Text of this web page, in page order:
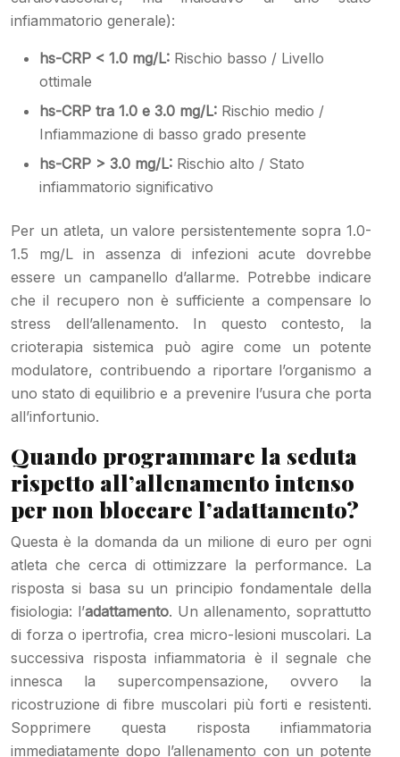
infiammatorio generale):
hs-CRP < 1.0 mg/L: Rischio basso / Livello
ottimale
hs-CRP tra 1.0 e 3.0 mg/L: Rischio medio /
Infiammazione di basso grado presente
hs-CRP > 3.0 mg/L: Rischio alto / Stato
infiammatorio significativo
Per un atleta, un valore persistentemente sopra 1.0-
1.5 mg/L in assenza di infezioni acute dovrebbe
essere un campanello d’allarme. Potrebbe indicare
che il recupero non è sufficiente a compensare lo
stress dell’allenamento. In questo contesto, la
crioterapia sistemica può agire come un potente
modulatore, contribuendo a riportare l’organismo a
uno stato di equilibrio e a prevenire l’usura che porta
all’infortunio.
Quando programmare la seduta
rispetto all’allenamento intenso
per non bloccare l’adattamento?
Questa è la domanda da un milione di euro per ogni
atleta che cerca di ottimizzare la performance. La
risposta si basa su un principio fondamentale della
fisiologia: l’adattamento. Un allenamento, soprattutto
di forza o ipertrofia, crea micro-lesioni muscolari. La
successiva risposta infiammatoria è il segnale che
innesca la supercompensazione, ovvero la
ricostruzione di fibre muscolari più forti e resistenti.
Sopprimere questa risposta infiammatoria
immediatamente dopo l’allenamento con un potente